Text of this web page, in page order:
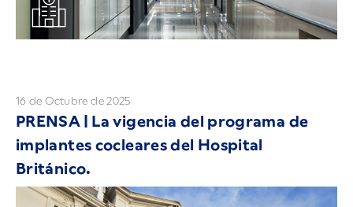
16 de Octubre de 2025
PRENSA | La vigencia del programa de
implantes cocleares del Hospital
Británico.